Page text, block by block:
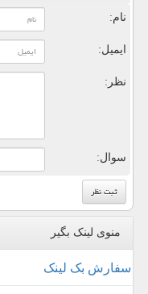
نام:
ایمیل:
نظر:
سوال:
منوی لینک بگیر
سفارش بک لینک